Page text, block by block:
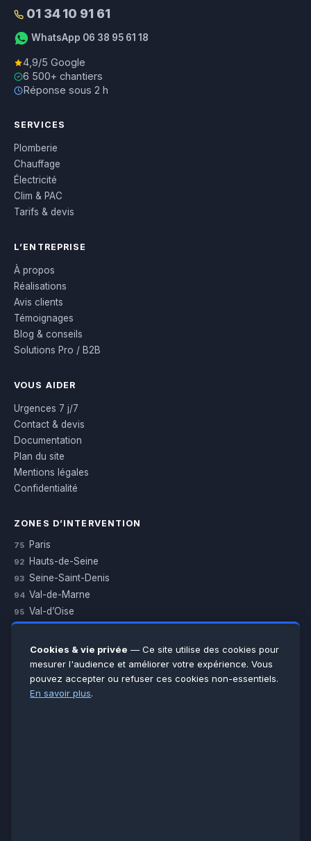
01 34 10 91 61
WhatsApp 06 38 95 61 18
4,9/5 Google
6 500+ chantiers
Réponse sous 2 h
SERVICES
Plomberie
Chauffage
Électricité
Clim & PAC
Tarifs & devis
L’ENTREPRISE
À propos
Réalisations
Avis clients
Témoignages
Blog & conseils
Solutions Pro / B2B
VOUS AIDER
Urgences 7 j/7
Contact & devis
Documentation
Plan du site
Mentions légales
Confidentialité
ZONES D’INTERVENTION
75 Paris
92 Hauts-de-Seine
93 Seine-Saint-Denis
94 Val-de-Marne
95 Val-d’Oise
Essonne
Seine-et-Marne
Voir toutes les villes →
Cookies & vie privée — Ce site utilise des cookies pour
mesurer l'audience et améliorer votre expérience. Vous
pouvez accepter ou refuser ces cookies non-essentiels.
En savoir plus.